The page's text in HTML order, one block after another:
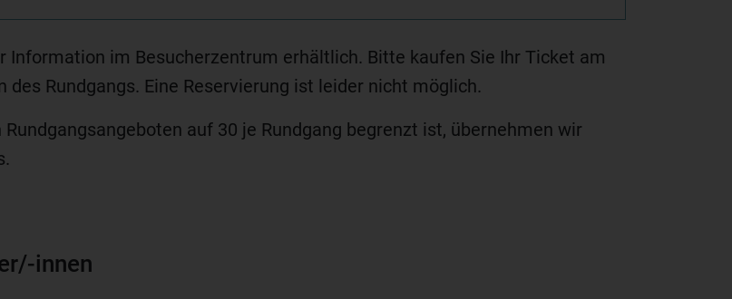
Information im Besucherzentrum erhältlich. Bitte kaufen Sie Ihr Ticket am
Rundgangs. Eine Reservierung ist leider nicht möglich.
auf 30 je Rundgang begrenzt ist, übernehmen wir
innen